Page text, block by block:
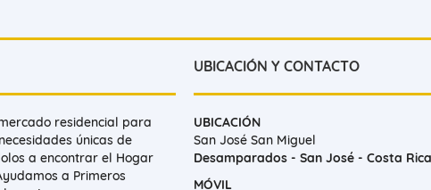
residencial para
únicas de
a encontrar el Hogar
a Primeros
UBICACIÓN Y CONTACTO
UBICACIÓN
San José San Miguel
Desamparados - San José - Costa Rica
MÓVIL